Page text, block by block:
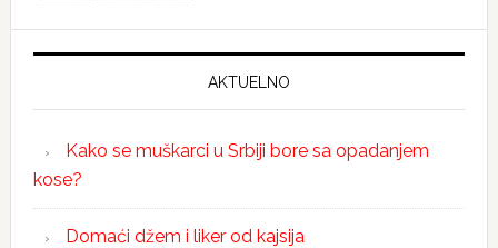
AKTUELNO
Kako se muškarci u Srbiji bore sa opadanjem
kose?
Domaći džem i liker od kajsija